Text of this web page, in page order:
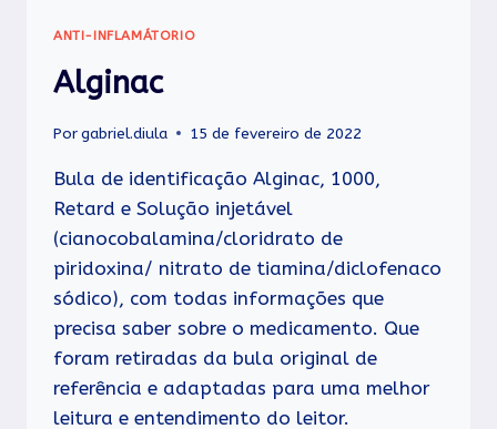
ANTI-INFLAMÁTORIO
Alginac
Porgabriel.diula 15 de fevereiro de 2022
Bula de identificação Alginac, 1000,
Retard e Solução injetável
(cianocobalamina/cloridrato de
piridoxina/ nitrato de tiamina/diclofenaco
sódico), com todas informações que
precisa saber sobre o medicamento. Que
foram retiradas da bula original de
referência e adaptadas para uma melhor
leitura e entendimento do leitor.